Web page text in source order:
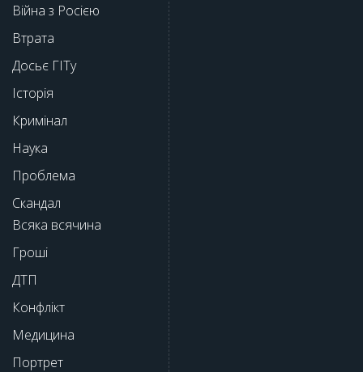
Війна з Росією
Втрата
Досьє ГІТу
Історія
Кримінал
Наука
Проблема
Скандал
Всяка всячина
Гроші
ДТП
Конфлікт
Медицина
Портрет